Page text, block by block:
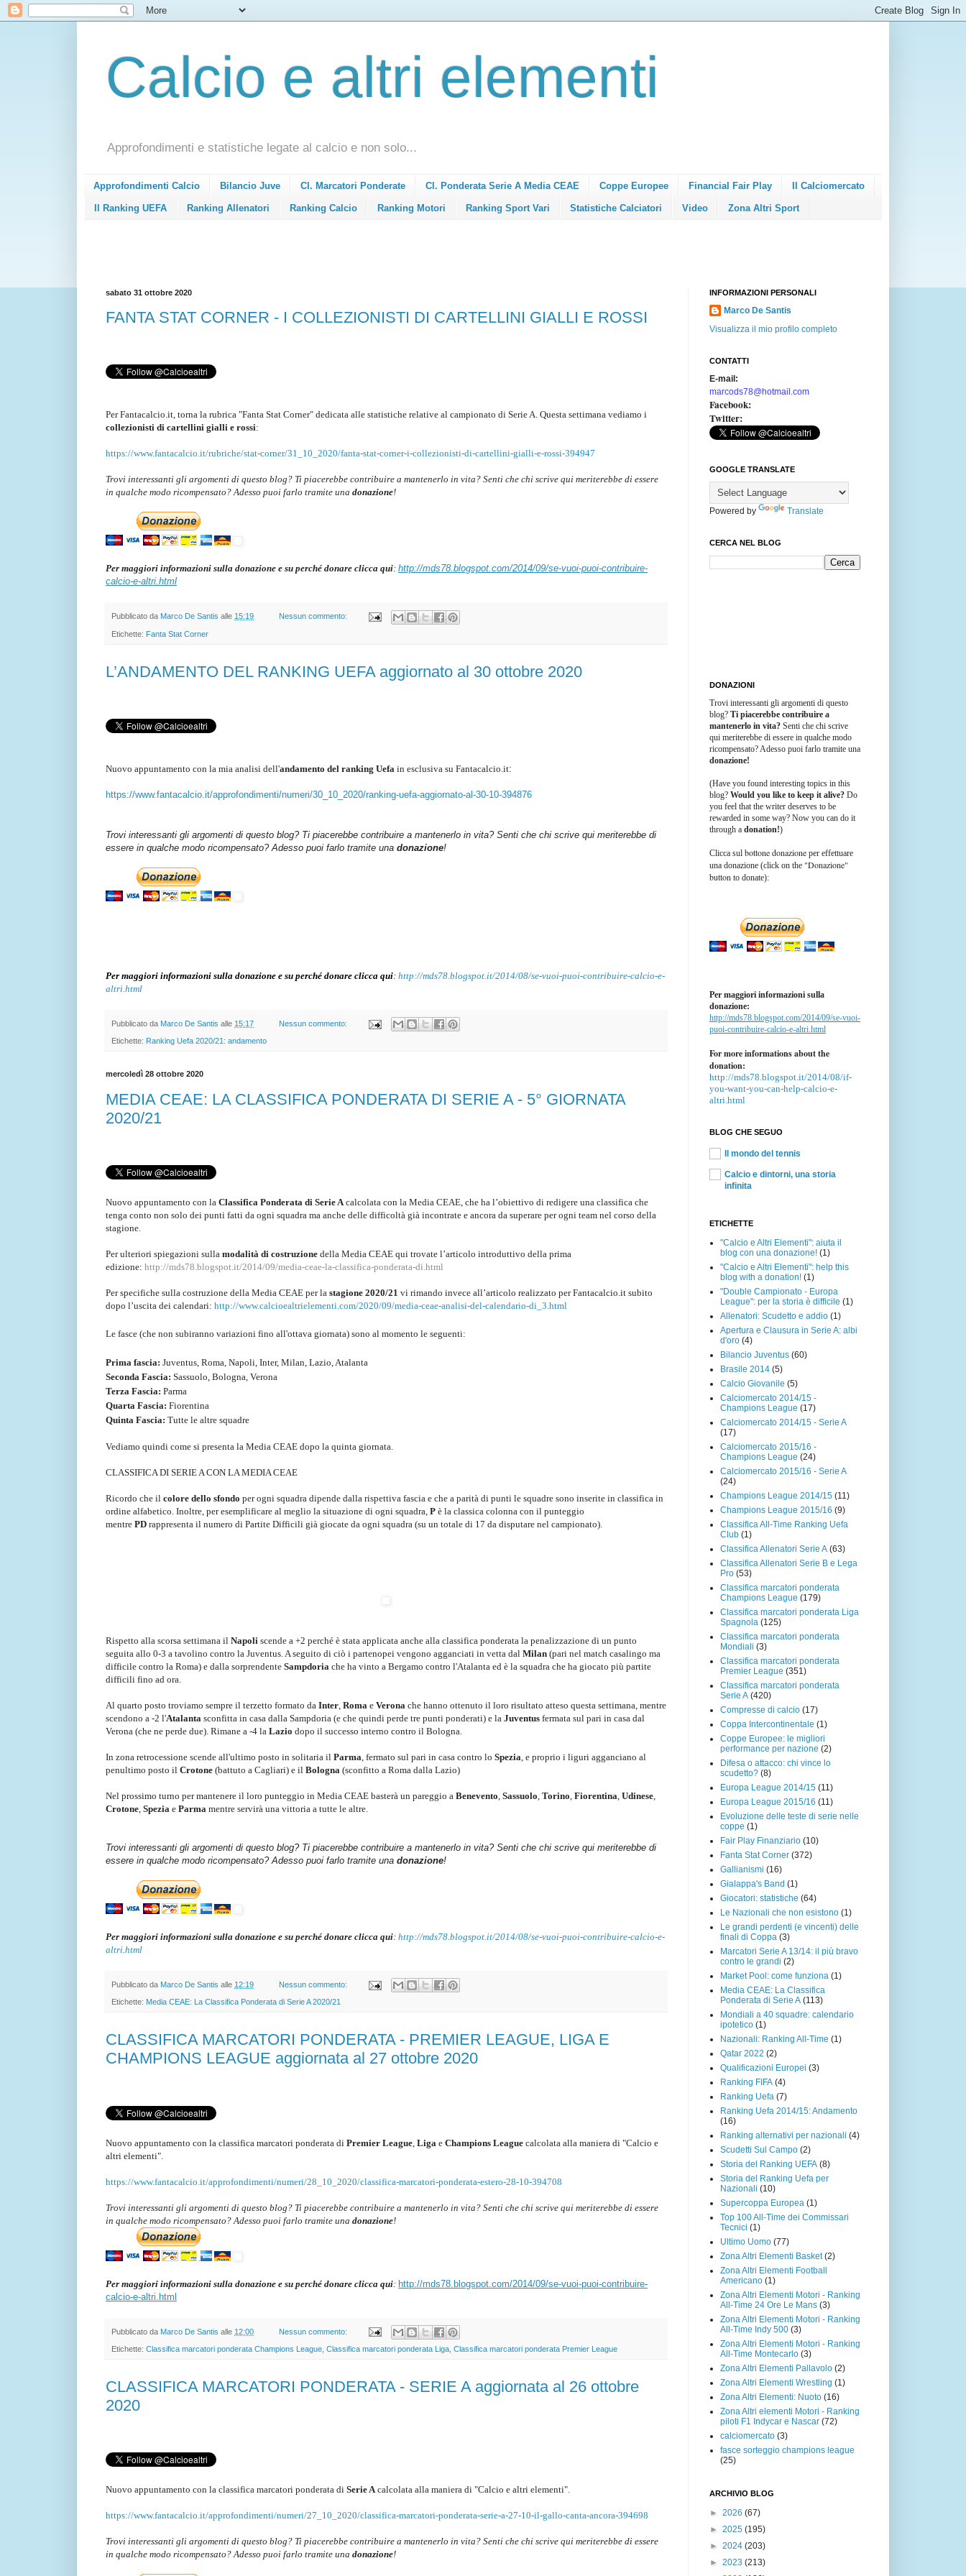
Calcio e altri elementi
Approfondimenti e statistiche legate al calcio e non solo...
Approfondimenti Calcio Bilancio Juve Cl. Marcatori Ponderate Cl. Ponderata Serie A Media CEAE Coppe Europee Financial Fair Play Il Calciomercato
Il Ranking UEFA Ranking Allenatori Ranking Calcio Ranking Motori Ranking Sport Vari Statistiche Calciatori Video Zona Altri Sport
sabato 31 ottobre 2020
FANTA STAT CORNER - I COLLEZIONISTI DI CARTELLINI GIALLI E ROSSI
Per Fantacalcio.it, torna la rubrica "Fanta Stat Corner" dedicata alle statistiche relative al campionato di Serie A. Questa settimana vediamo i
collezionisti di cartellini gialli e rossi:
https://www.fantacalcio.it/rubriche/stat-corner/31_10_2020/fanta-stat-corner-i-collezionisti-di-cartellini-gialli-e-rossi-394947
Trovi interessanti gli argomenti di questo blog? Ti piacerebbe contribuire a mantenerlo in vita? Senti che chi scrive qui meriterebbe di essere
in qualche modo ricompensato? Adesso puoi farlo tramite una donazione!
Per maggiori informazioni sulla donazione e su perché donare clicca qui: http://mds78.blogspot.com/2014/09/se-vuoi-puoi-contribuire-
calcio-e-altri.html
Pubblicato da Marco De Santis alle 15:19 Nessun commento:
Etichette: Fanta Stat Corner
L’ANDAMENTO DEL RANKING UEFA aggiornato al 30 ottobre 2020
Nuovo appuntamento con la mia analisi dell'andamento del ranking Uefa in esclusiva su Fantacalcio.it:
https://www.fantacalcio.it/approfondimenti/numeri/30_10_2020/ranking-uefa-aggiornato-al-30-10-394876
Trovi interessanti gli argomenti di questo blog? Ti piacerebbe contribuire a mantenerlo in vita? Senti che chi scrive qui meriterebbe di
essere in qualche modo ricompensato? Adesso puoi farlo tramite una donazione!
Per maggiori informazioni sulla donazione e su perché donare clicca qui: http://mds78.blogspot.it/2014/08/se-vuoi-puoi-contribuire-calcio-e-
altri.html
Pubblicato da Marco De Santis alle 15:17 Nessun commento:
Etichette: Ranking Uefa 2020/21: andamento
mercoledì 28 ottobre 2020
MEDIA CEAE: LA CLASSIFICA PONDERATA DI SERIE A - 5° GIORNATA
2020/21
Nuovo appuntamento con la Classifica Ponderata di Serie A calcolata con la Media CEAE, che ha l’obiettivo di redigere una classifica che
tenga conto non solo dei punti fatti da ogni squadra ma anche delle difficoltà già incontrate e ancora da superare per ogni team nel corso della
stagione.
Per ulteriori spiegazioni sulla modalità di costruzione della Media CEAE qui trovate l’articolo introduttivo della prima
edizione: http://mds78.blogspot.it/2014/09/media-ceae-la-classifica-ponderata-di.html
Per specifiche sulla costruzione della Media CEAE per la stagione 2020/21 vi rimando invece all’articolo realizzato per Fantacalcio.it subito
dopo l’uscita dei calendari: http://www.calcioealtrielementi.com/2020/09/media-ceae-analisi-del-calendario-di_3.html
Le fasce (che non subiranno variazioni fino all'ottava giornata) sono al momento le seguenti:
Prima fascia: Juventus, Roma, Napoli, Inter, Milan, Lazio, Atalanta
Seconda Fascia: Sassuolo, Bologna, Verona
Terza Fascia: Parma
Quarta Fascia: Fiorentina
Quinta Fascia: Tutte le altre squadre
Vediamo quindi come si presenta la Media CEAE dopo la quinta giornata.
CLASSIFICA DI SERIE A CON LA MEDIA CEAE
Ricordo che il colore dello sfondo per ogni squadra dipende dalla rispettiva fascia e che a parità di punti le squadre sono inserite in classifica in
ordine alfabetico. Inoltre, per esemplificare al meglio la situazione di ogni squadra, P è la classica colonna con il punteggio
mentre PD rappresenta il numero di Partite Difficili già giocate da ogni squadra (su un totale di 17 da disputare nel campionato).
Rispetto alla scorsa settimana il Napoli scende a +2 perché è stata applicata anche alla classifica ponderata la penalizzazione di un punto
seguita allo 0-3 a tavolino contro la Juventus. A seguito di ciò i partenopei vengono agganciati in vetta dal Milan (pari nel match casalingo ma
difficile contro la Roma) e dalla sorprendente Sampdoria che ha vinto a Bergamo contro l'Atalanta ed è la squadra che ha giocato più partite
difficili fino ad ora.
Al quarto posto troviamo sempre il terzetto formato da Inter Roma e Verona che hanno ottenuto il loro risultato atteso questa settimana, mentre
scendono a -2 l'Atalanta sconfitta in casa dalla Sampdoria (e che quindi perde tre punti ponderati) e la Juventus fermata sul pari in casa dal
Verona (che ne perde due). Rimane a -4 la Lazio dopo il successo interno contro il Bologna.
In zona retrocessione scende all'ultimo posto in solitaria il Parma , fermato sul pari in casa contro lo Spezia , e proprio i liguri agganciano al
penultimo posto il Crotone (battuto a Cagliari) e il Bologna (sconfitto a Roma dalla Lazio)
Nel prossimo turno per mantenere il loro punteggio in Media CEAE basterà un pareggio a Benevento Sassuolo Torino Fiorentina Udinese
Crotone Spezia e Parma mentre servirà una vittoria a tutte le altre.
Trovi interessanti gli argomenti di questo blog? Ti piacerebbe contribuire a mantenerlo in vita? Senti che chi scrive qui meriterebbe di
essere in qualche modo ricompensato? Adesso puoi farlo tramite una donazione!
Per maggiori informazioni sulla donazione e su perché donare clicca qui: http://mds78.blogspot.it/2014/08/se-vuoi-puoi-contribuire-calcio-e-
altri.html
Pubblicato da Marco De Santis alle 12:19 Nessun commento:
Etichette: Media CEAE: La Classifica Ponderata di Serie A 2020/21
CLASSIFICA MARCATORI PONDERATA - PREMIER LEAGUE, LIGA E
CHAMPIONS LEAGUE aggiornata al 27 ottobre 2020
Nuovo appuntamento con la classifica marcatori ponderata di Premier League Liga e Champions League calcolata alla maniera di "Calcio e
altri elementi".
https://www.fantacalcio.it/approfondimenti/numeri/28_10_2020/classifica-marcatori-ponderata-estero-28-10-394708
Trovi interessanti gli argomenti di questo blog? Ti piacerebbe contribuire a mantenerlo in vita? Senti che chi scrive qui meriterebbe di essere
in qualche modo ricompensato? Adesso puoi farlo tramite una donazione!
Per maggiori informazioni sulla donazione e su perché donare clicca qui: http://mds78.blogspot.com/2014/09/se-vuoi-puoi-contribuire-
calcio-e-altri.html
Pubblicato da Marco De Santis alle 12:00 Nessun commento:
Etichette: Classifica marcatori ponderata Champions League Classifica marcatori ponderata Liga Classifica marcatori ponderata Premier League
CLASSIFICA MARCATORI PONDERATA - SERIE A aggiornata al 26 ottobre
2020
Nuovo appuntamento con la classifica marcatori ponderata di Serie Acalcolata alla maniera di "Calcio e altri elementi".
https://www.fantacalcio.it/approfondimenti/numeri/27_10_2020/classifica-marcatori-ponderata-serie-a-27-10-il-gallo-canta-ancora-394698
Trovi interessanti gli argomenti di questo blog? Ti piacerebbe contribuire a mantenerlo in vita? Senti che chi scrive qui meriterebbe di essere
in qualche modo ricompensato? Adesso puoi farlo tramite una donazione!
INFORMAZIONI PERSONALI
Marco De Santis
Visualizza il mio profilo completo
CONTATTI
E-mail:
marcods78@hotmail.com
Facebook:
Twitter:
GOOGLE TRANSLATE
Powered by Translate
CERCA NEL BLOG
DONAZIONI
Trovi interessanti gli argomenti di questo
blog? Ti piacerebbe contribuire a
mantenerlo in vita? Senti che chi scrive
qui meriterebbe di essere in qualche modo
ricompensato? Adesso puoi farlo tramite una
donazione!
(Have you found interesting topics in this
blog? Would you like to keep it alive? Do
you feel that the writer deserves to be
rewarded in some way? Now you can do it
through a donation!)
Clicca sul bottone donazione per effettuare
una donazione (click on the "Donazione"
button to donate):
Per maggiori informazioni sulla
donazione:
http://mds78.blogspot.com/2014/09/se-vuoi-
puoi-contribuire-calcio-e-altri.html
For more informations about the
donation:
http://mds78.blogspot.it/2014/08/if-
you-want-you-can-help-calcio-e-
altri.html
BLOG CHE SEGUO
Il mondo del tennis
Calcio e dintorni, una storia
infinita
ETICHETTE
"Calcio e Altri Elementi": aiuta il
blog con una donazione! (1)
"Calcio e Altri Elementi": help this
blog with a donation! (1)
"Double Campionato - Europa
League": per la storia è difficile (1)
Allenatori: Scudetto e addio (1)
Apertura e Clausura in Serie A: albi
d'oro (4)
Bilancio Juventus (60)
Brasile 2014 (5)
Calcio Giovanile (5)
Calciomercato 2014/15 -
Champions League (17)
Calciomercato 2014/15 - Serie A
(17)
Calciomercato 2015/16 -
Champions League (24)
Calciomercato 2015/16 - Serie A
(24)
Champions League 2014/15 (11)
Champions League 2015/16 (9)
Classifica All-Time Ranking Uefa
Club (1)
Classifica Allenatori Serie A (63)
Classifica Allenatori Serie B e Lega
Pro (53)
Classifica marcatori ponderata
Champions League (179)
Classifica marcatori ponderata Liga
Spagnola (125)
Classifica marcatori ponderata
Mondiali (3)
Classifica marcatori ponderata
Premier League (351)
Classifica marcatori ponderata
Serie A (420)
Compresse di calcio (17)
Coppa Intercontinentale (1)
Coppe Europee: le migliori
performance per nazione (2)
Difesa o attacco: chi vince lo
scudetto? (8)
Europa League 2014/15 (11)
Europa League 2015/16 (11)
Evoluzione delle teste di serie nelle
coppe (1)
Fair Play Finanziario (10)
Fanta Stat Corner (372)
Gallianismi (16)
Gialappa's Band (1)
Giocatori: statistiche (64)
Le Nazionali che non esistono (1)
Le grandi perdenti (e vincenti) delle
finali di Coppa (3)
Marcatori Serie A 13/14: il più bravo
contro le grandi (2)
Market Pool: come funziona (1)
Media CEAE: La Classifica
Ponderata di Serie A (113)
Mondiali a 40 squadre: calendario
ipotetico (1)
Nazionali: Ranking All-Time (1)
Qatar 2022 (2)
Qualificazioni Europei (3)
Ranking FIFA (4)
Ranking Uefa (7)
Ranking Uefa 2014/15: Andamento
(16)
Ranking alternativi per nazionali (4)
Scudetti Sul Campo (2)
Storia del Ranking UEFA (8)
Storia del Ranking Uefa per
Nazionali (10)
Supercoppa Europea (1)
Top 100 All-Time dei Commissari
Tecnici (1)
Ultimo Uomo (77)
Zona Altri Elementi Basket (2)
Zona Altri Elementi Football
Americano (1)
Zona Altri Elementi Motori - Ranking
All-Time 24 Ore Le Mans (3)
Zona Altri Elementi Motori - Ranking
All-Time Indy 500 (3)
Zona Altri Elementi Motori - Ranking
All-Time Montecarlo (3)
Zona Altri Elementi Pallavolo (2)
Zona Altri Elementi Wrestling (1)
Zona Altri Elementi: Nuoto (16)
Zona Altri elementi Motori - Ranking
piloti F1 Indycar e Nascar (72)
calciomercato (3)
fasce sorteggio champions league
(25)
ARCHIVIO BLOG
► 2026 (67)
► 2025 (195)
► 2024 (203)
► 2023 (213)